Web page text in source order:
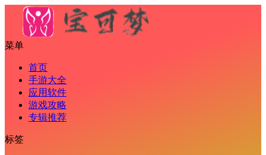
菜单
首页
手游大全
应用软件
游戏攻略
专辑推荐
标签